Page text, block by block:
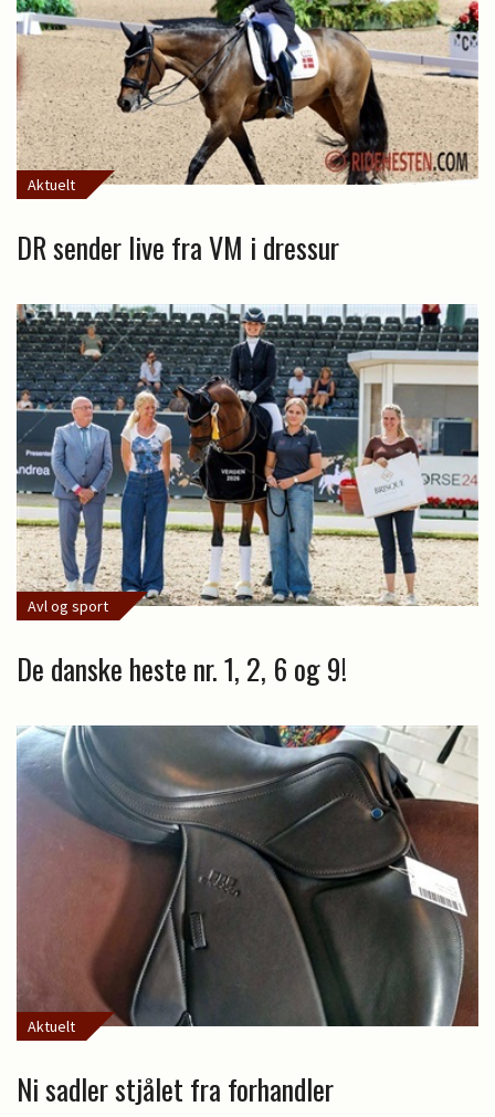
Aktuelt
DR sender live fra VM i dressur
Avl og sport
De danske heste nr. 1, 2, 6 og 9!
Aktuelt
Ni sadler stjålet fra forhandler